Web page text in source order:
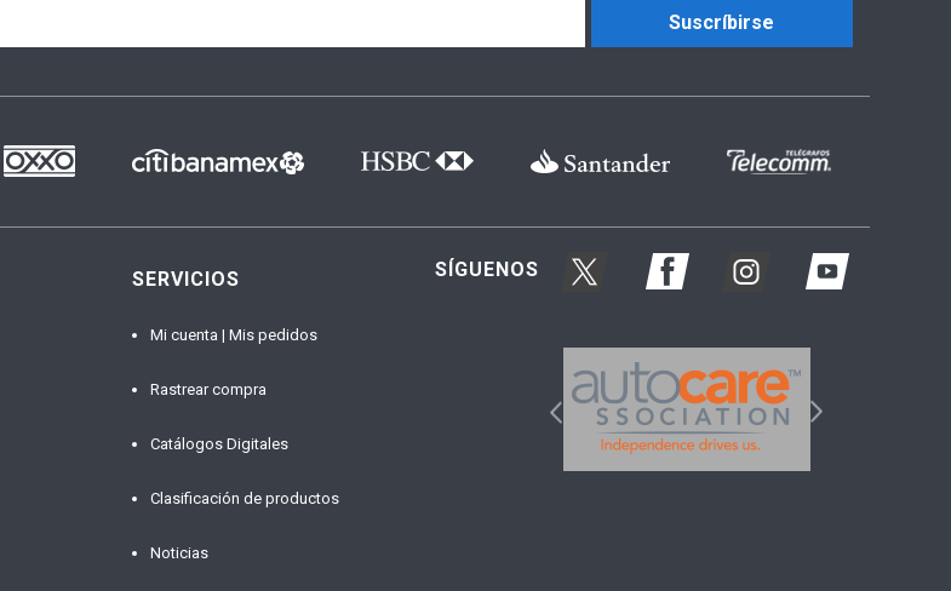
Suscríbirse
SERVICIOS
Mi cuenta | Mis pedidos
Rastrear compra
Catálogos Digitales
Clasificación de productos
Noticias
SÍGUENOS